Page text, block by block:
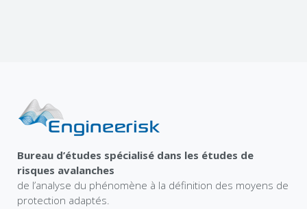
Bureau d’études spécialisé dans les études de
risques avalanches
de l’analyse du phénomène à la définition des moyens de
protection adaptés.